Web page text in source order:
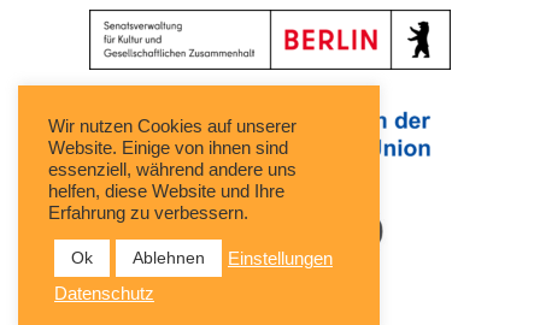
Wir nutzen Cookies auf unserer
Website. Einige von ihnen sind
essenziell, während andere uns
helfen, diese Website und Ihre
Erfahrung zu verbessern.
Ok Ablehnen
Einstellungen
Datenschutz